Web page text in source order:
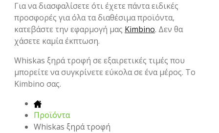
Για να διασφαλίσετε ότι έχετε πάντα ειδικές
προσφορές για όλα τα διαθέσιμα προϊόντα,
κατεβάστε την εφαρμογή μας Kimbino. Δεν θα
χάσετε καμία έκπτωση.
Whiskas ξηρά τροφή σε εξαιρετικές τιμές που
μπορείτε να συγκρίνετε εύκολα σε ένα μέρος. Το
Kimbino σας.
Προϊόντα
Whiskas ξηρά τροφή